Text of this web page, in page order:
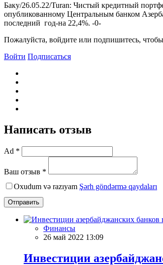
Баку/26.05.22/Turan: Чистый кредитный
опубликованному Центральным банком
последний год-на 22,4%. -0-
Пожалуйста, войдите или подпишитесь,
Войти Подписаться
Написать отзыв
Ad *
Ваш отзыв *
Oxudum və razıyam Şərh göndərmə qaydaları
Отправить
Финансы
26 май 2022 13:09
Инвестиции